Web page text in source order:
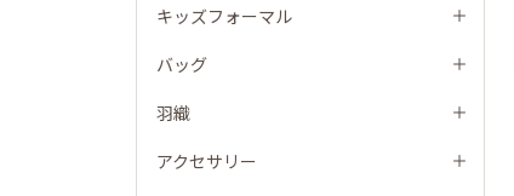
キッズフォーマル
バッグ
羽織
アクセサリー